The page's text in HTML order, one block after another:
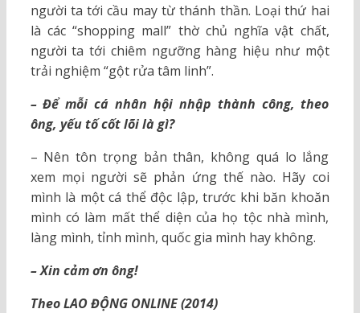
người ta tới cầu may từ thánh thần. Loại thứ hai
là các “shopping mall” thờ chủ nghĩa vật chất,
người ta tới chiêm ngưỡng hàng hiệu như một
trải nghiệm “gột rửa tâm linh”.
– Để mỗi cá nhân hội nhập thành công, theo
ông, yếu tố cốt lõi là gì?
– Nên tôn trọng bản thân, không quá lo lắng
xem mọi người sẽ phản ứng thế nào. Hãy coi
mình là một cá thể độc lập, trước khi băn khoăn
mình có làm mất thể diện của họ tộc nhà mình,
làng mình, tỉnh mình, quốc gia mình hay không.
– Xin cảm ơn ông!
Theo LAO ĐỘNG ONLINE (2014)